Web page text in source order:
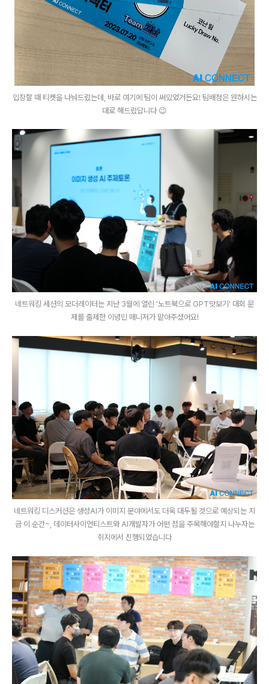
입장할 때 티켓을 나눠드렸는데, 바로 여기에 팀이 써있었거든요! 팀배정은 원하시는
대로 해드렸답니다 😉
네트워킹 세션의 모더레이터는 지난 3월에 열린 '노트북으로 GPT맛보기' 대회 문
제를 출제한 이녕민 매니저가 맡아주셨어요!
네트워킹 디스커션은 생성AI가 이미지 분야에서도 더욱 대두될 것으로 예상되는 지
금 이 순간~, 데이터사이언티스트와 AI개발자가 어떤 점을 주목해야할지 나누자는
취지에서 진행되었습니다